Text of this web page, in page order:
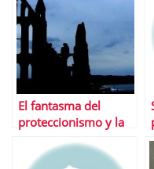
El fantasma del
proteccionismo y la